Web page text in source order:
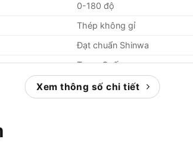
0-180 độ
Thép không gỉ
Đạt chuẩn Shinwa
Trung Quốc
12 tháng
Xem thông số chi tiết